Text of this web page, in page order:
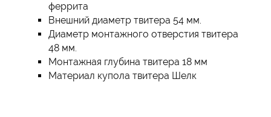
феррита
Внешний диаметр твитера 54 мм.
Диаметр монтажного отверстия твитера
48 мм.
Монтажная глубина твитера 18 мм
Материал купола твитера Шелк